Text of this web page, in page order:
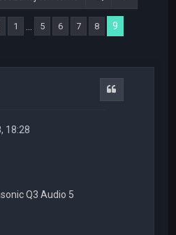
z 9
Poprzednia
1 5 6 7 8 9
18:28
Q3 Audio 5